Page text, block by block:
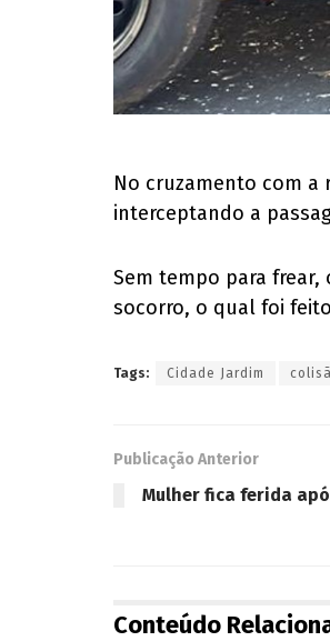
No cruzamento com a
interceptando a
Sem tempo para
socorro, o qual foi
Tags: Cidade Jardim
Publicação Anterior
Mulher fica ferida
Conteúdo